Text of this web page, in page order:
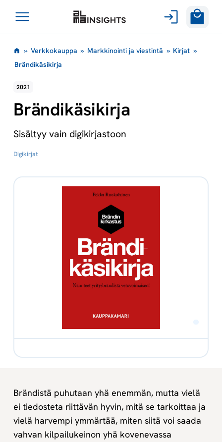
sisältöön
Avaa
» Verkkokauppa » Markkinointi ja viestintä » Kirjat »
Brändikäsikirja
2021
Brändikäsikirja
Sisältyy vain digikirjastoon
Digikirjat
Brändistä puhutaan yhä enemmän, mutta vielä
ei tiedosteta riittävän hyvin, mitä se tarkoittaa ja
vielä harvempi ymmärtää, miten siitä voi saada
vahvan kilpailukeinon yhä kovenevassa